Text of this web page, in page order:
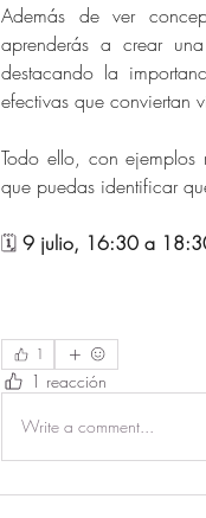
Además de ver
aprenderás a crear
destacando la
efectivas que conviertan
Todo ello, con
que puedas identificar
🗓️ 9 julio, 16:30 a
1
1 reacción
Write a comment...